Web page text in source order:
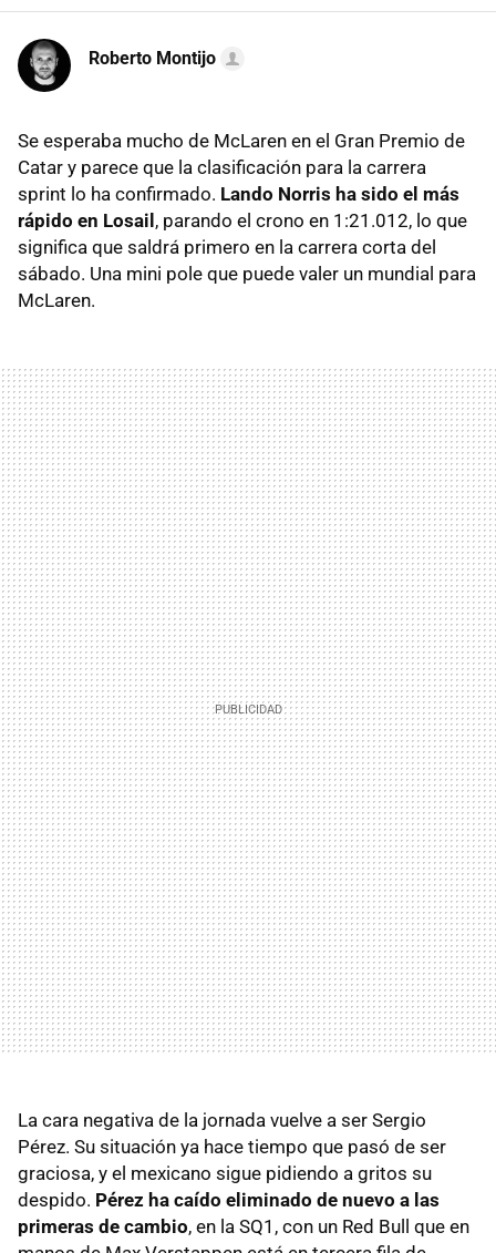
Roberto Montijo
Se esperaba mucho de McLaren en el Gran Premio de
Catar y parece que la clasificación para la carrera
sprint lo ha confirmado. Lando Norris ha sido el más
rápido en Losail, parando el crono en 1:21.012, lo que
significa que saldrá primero en la carrera corta del
sábado. Una mini pole que puede valer un mundial para
McLaren.
La cara negativa de la jornada vuelve a ser Sergio
Pérez. Su situación ya hace tiempo que pasó de ser
graciosa, y el mexicano sigue pidiendo a gritos su
despido. Pérez ha caído eliminado de nuevo a las
primeras de cambio, en la SQ1, con un Red Bull que en